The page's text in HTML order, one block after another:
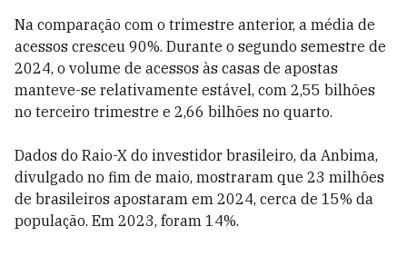
Na comparação com o trimestre anterior, a média de
acessos cresceu 90%. Durante o segundo semestre de
2024, o volume de acessos às casas de apostas
manteve-se relativamente estável, com 2,55 bilhões
no terceiro trimestre e 2,66 bilhões no quarto.
Dados do Raio-X do investidor brasileiro, da Anbima,
divulgado no fim de maio, mostraram que 23 milhões
de brasileiros apostaram em 2024, cerca de 15% da
população. Em 2023, foram 14%.